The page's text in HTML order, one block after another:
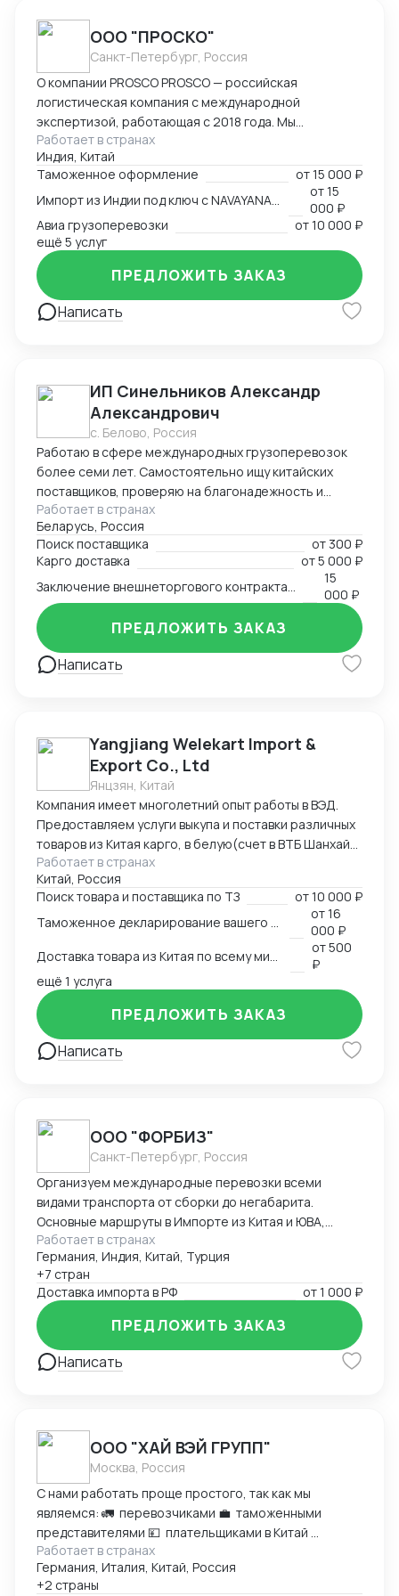
ООО "ПРОСКО"
Санкт-Петербург, Россия
О компании PROSCO PROSCO — российская
логистическая компания с международной
экспертизой, работающая с 2018 года. Мы
предоставляем полный цикл логистических и
внешнеэкономических услуг: от международных
перевозок и таможенного оформления до
сопровождения и контрактной логистики. Основные
направления работы: международные перевозки
(авиа, авто, море, ж/д); складская логистика и
таможенное оформление; сопровождение ВЭД и
поиск производителей; работа с опасными,
сборными и негабаритными грузами. География
присутствия: Офисы компании расположены в
Китай ( PerlRiver) — собственное представительство
поставками, инспекцией фабрик, консолидацией
грузов и взаимодействием с китайскими
производителями. Мы сопровождаем клиентов в
форматах B2B и B2G, предоставляя надёжные и
прозрачные логистические решения под ключ.
Работает в странах
Индия, Китай
Таможенное оформление
от15 000 ₽
от15
000 ₽
Авиа грузоперевозки
от10 000 ₽
ещё 5 услуг
Написать
ПРЕДЛОЖИТЬ ЗАКАЗ
ИП Синельников Александр
Александрович
с. Белово, Россия
Работаю в сфере международных грузоперевозок
более семи лет. Самостоятельно ищу китайских
поставщиков, проверяю на благонадежность и
выстраиваю долгосрочные торговые отношения.
Осуществляю полный цикл сделки с китайскими
производителями от поиска поставщика и выкупа
товаров, до поставки продукции на склад покупателя.
Берусь за сложные проекты и помогаю решить
нестандартные вопросы.
Работает в странах
Беларусь, Россия
Поиск поставщика
от 300 ₽
Карго доставка
от5 000 ₽
15
000 ₽
Написать
ПРЕДЛОЖИТЬ ЗАКАЗ
Yangjiang Welekart Import &
Export Co., Ltd
Янцзян, Китай
Компания имеет многолетний опыт работы в ВЭД.
Предоставляем услуги выкупа и поставки различных
товаров из Китая карго, в белую(счет в ВТБ Шанхай),
под ключ. Помогаем с оформлением различных
сертификатов на территории КНР. В частности, из
за территориального расположения компании,
специализируемся на кухонной утвари, ножах,
маникюрные металлические инструменты и т.п.;
стоматологических металлических инструментах.
Работает в странах
Китай, Россия
Поиск товара и поставщика по ТЗ
от10 000 ₽
от16
000 ₽
от500
₽
ещё 1 услуга
Написать
ПРЕДЛОЖИТЬ ЗАКАЗ
ООО "ФОРБИЗ"
Санкт-Петербург, Россия
Организуем международные перевозки всеми
видами транспорта от сборки до негабарита.
Основные маршруты в Импорте из Китая и ЮВА,
Индии, Турции, Европы в РФ.
Работает в странах
Германия, Индия, Китай, Турция
+7 стран
Доставка импорта в РФ
от1 000 ₽
Написать
ПРЕДЛОЖИТЬ ЗАКАЗ
ООО "ХАЙ ВЭЙ ГРУПП"
Москва, Россия
С нами работать проще простого, так как мы
являемся: 🚛 перевозчиками 💼 таможенными
представителями 💴 плательщиками в Китай
Компания Highway Logistic Group на рынке
перевозок 20 лет. Более 1500 партнеров. Работаем
с товарами любого характера. С нами вы получите:
Работает в странах
Германия, Италия, Китай, Россия
+2 страны